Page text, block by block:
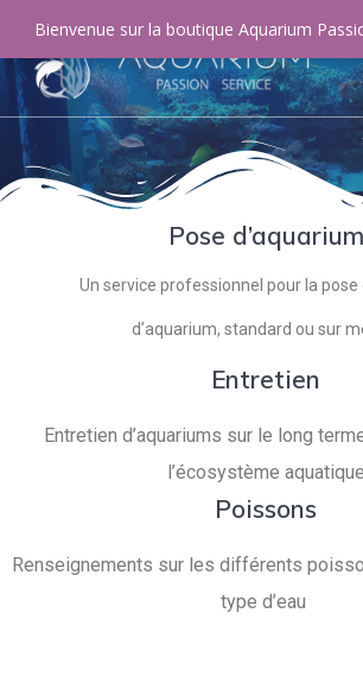
Pose d’aquarium
Un service professionnel pour la
d’aquarium, standard ou sur
Entretien
Entretien d’aquariums sur le long
l’écosystème aquatique
Poissons
Renseignements sur les différents
type d’eau
Bienvenue sur la boutique Aquarium